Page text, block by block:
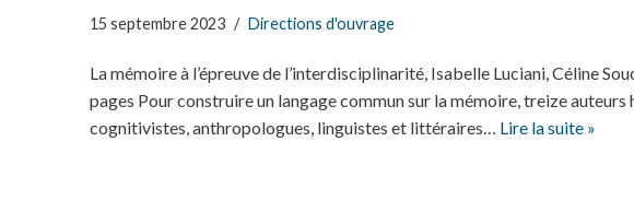
15 septembre 2023 Directions d'ouvrage
La mémoire à l’épreuve de l’interdisciplinarité, Isabelle Luciani, Céline
pages Pour construire un langage commun sur la mémoire, treize
cognitivistes, anthropologues, linguistes et littéraires… Lire la suite »